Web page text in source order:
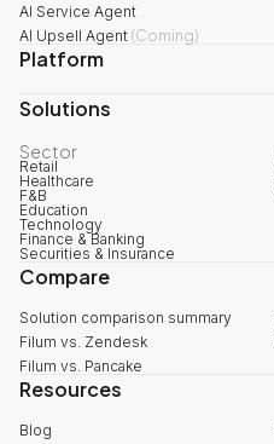
AI Service Agent
AI Upsell Agent (Coming)
Platform
Solutions
Sector
Retail
Healthcare
F&B
Education
Technology
Finance & Banking
Securities & Insurance
Compare
Solution comparison summary
Filum vs. Zendesk
Filum vs. Pancake
Resources
Blog